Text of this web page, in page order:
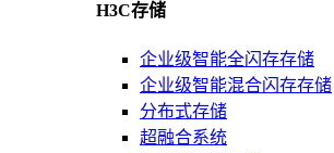
H3C存储
企业级智能全闪存存储
企业级智能混合闪存存储
分布式存储
超融合系统